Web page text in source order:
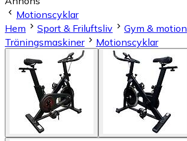
Motionscyklar
Hem
Sport & Friluftsliv
Gym & motion
Träningsmaskiner
Motionscyklar